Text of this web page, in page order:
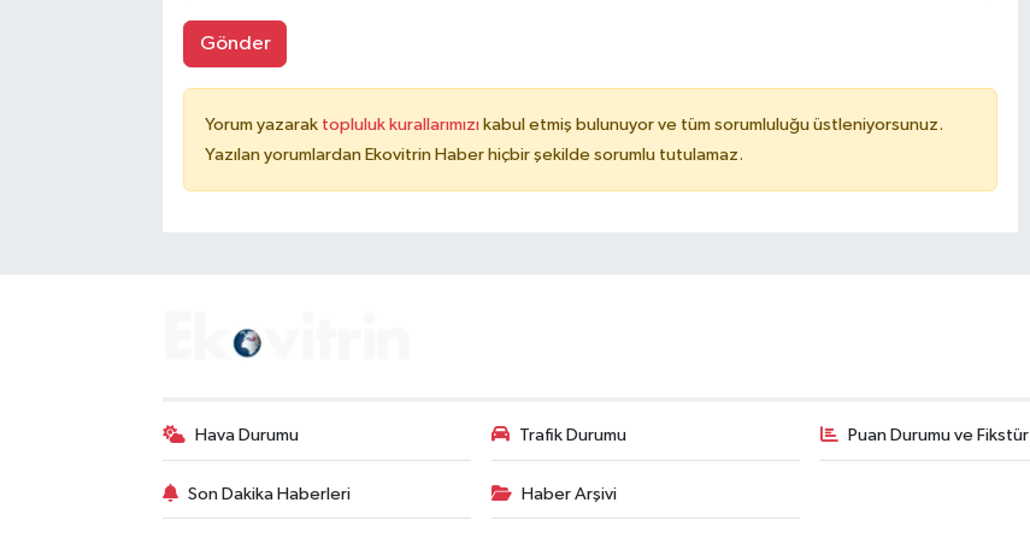
Gönder
Yorum yazarak topluluk kurallarımızı kabul etmiş bulunuyor ve tüm sorumluluğu üstleniyorsunuz.
Yazılan yorumlardan Ekovitrin Haber hiçbir şekilde sorumlu tutulamaz.
Hava Durumu Trafik Durumu Puan Durumu ve Fikstür
Son Dakika Haberleri Haber Arşivi